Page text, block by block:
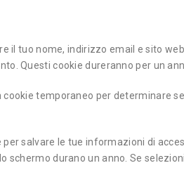
il tuo nome, indirizzo email e sito
Questi cookie dureranno per un
temporaneo per determinare
salvare le tue informazioni di
durano un anno. Se